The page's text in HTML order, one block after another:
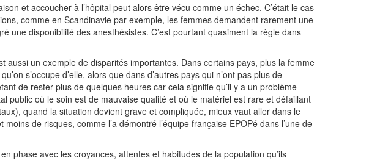
et accoucher à l’hôpital peut alors être vécu comme un échec. C’était le cas
comme en Scandinavie par exemple, les femmes demandent rarement une
une disponibilité des anesthésistes. C’est pourtant quasiment la règle dans
aussi un exemple de disparités importantes. Dans certains pays, plus la femme
s’occupe d’elle, alors que dans d’autres pays qui n’ont pas plus de
de rester plus de quelques heures car cela signifie qu’il y a un problème
public où le soin est de mauvaise qualité et où le matériel est rare et défaillant
quand la situation devient grave et compliquée, mieux vaut aller dans le
de risques, comme l’a démontré l’équipe française EPOPé dans l’une de
phase avec les croyances, attentes et habitudes de la population qu’ils